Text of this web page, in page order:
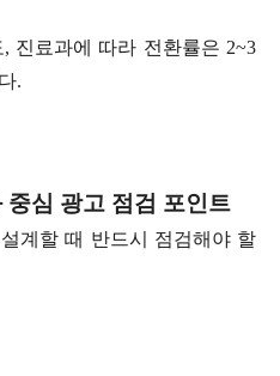
진료과에 따라 전환률은 2~3
.
중심 광고 점검 포인트
계할 때 반드시 점검해야 할